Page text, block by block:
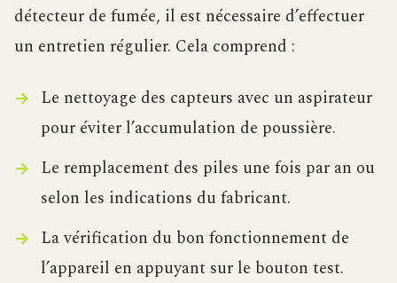
détecteur de fumée, il est nécessaire d’effectuer
un entretien régulier. Cela comprend :
Le nettoyage des capteurs avec un aspirateur
pour éviter l’accumulation de poussière.
Le remplacement des piles une fois par an ou
selon les indications du fabricant.
La vérification du bon fonctionnement de
l’appareil en appuyant sur le bouton test.